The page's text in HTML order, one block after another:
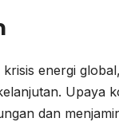
energi
Upaya
dan